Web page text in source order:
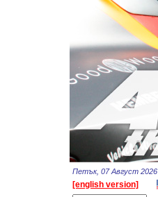
Петък, 07 Август 2026
[english version]